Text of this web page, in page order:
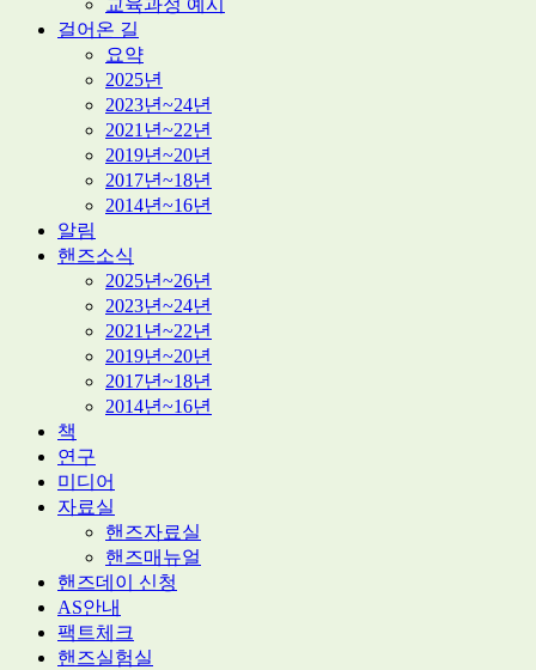
걸어온 길
요약
2025년
2023년~24년
2021년~22년
2019년~20년
2017년~18년
2014년~16년
알림
핸즈소식
2025년~26년
2023년~24년
2021년~22년
2019년~20년
2017년~18년
2014년~16년
책
연구
미디어
자료실
핸즈자료실
핸즈매뉴얼
핸즈데이 신청
AS안내
팩트체크
핸즈실험실